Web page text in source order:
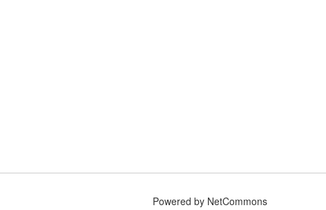
Powered by NetCommons